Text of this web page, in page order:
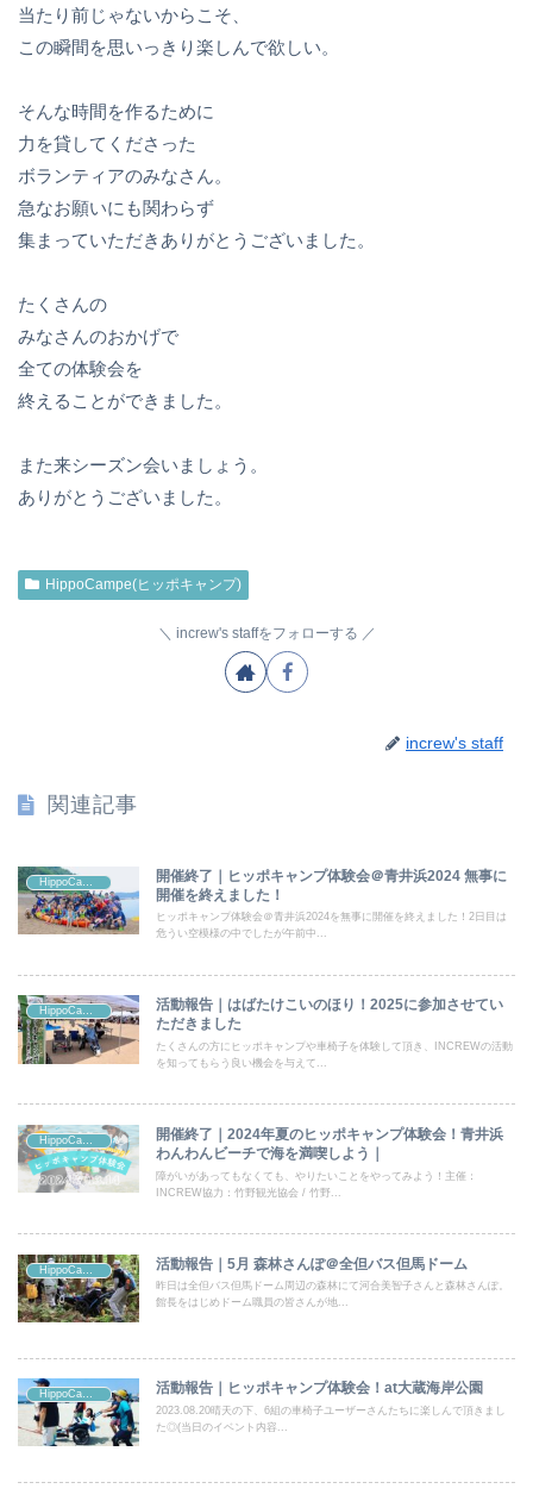
当たり前じゃないからこそ、
この瞬間を思いっきり楽しんで欲しい。
そんな時間を作るために
力を貸してくださった
ボランティアのみなさん。
急なお願いにも関わらず
集まっていただきありがとうございました。
たくさんの
みなさんのおかげで
全ての体験会を
終えることができました。
また来シーズン会いましょう。
ありがとうございました。
HippoCampe(ヒッポキャンプ)
increw's staffをフォローする
increw's staff
関連記事
開催終了｜ヒッポキャンプ体験会＠青井浜2024 無事に
開催を終えました！
ヒッポキャンプ体験会＠青井浜2024を無事に開催を終えました！2日目は
危うい空模様の中でしたが午前中...
HippoCampe(ヒッポキャンプ)
活動報告｜はばたけこいのほり！2025に参加させてい
ただきました
たくさんの方にヒッポキャンプや車椅子を体験して頂き、INCREWの活動
を知ってもらう良い機会を与えて...
HippoCampe(ヒッポキャンプ)
開催終了｜2024年夏のヒッポキャンプ体験会！青井浜
わんわんビーチで海を満喫しよう｜
障がいがあってもなくても、やりたいことをやってみよう！主催：
INCREW協力：竹野観光協会 / 竹野...
活動報告｜5月 森林さんぽ＠全但バス但馬ドーム
昨日は全但バス但馬ドーム周辺の森林にて河合美智子さんと森林さんぽ。
館長をはじめドーム職員の皆さんが地...
HippoCampe(ヒッポキャンプ) 活動報告｜ヒッポキャンプ体験会！at大蔵海岸公園
2023.08.20晴天の下、6組の車椅子ユーザーさんたちに楽しんで頂きまし
た◎(当日のイベント内容...